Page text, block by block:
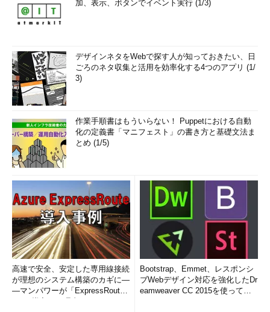
加、表示、ボタンでイベント実行 (1/3)
デザインネタをWebで探す人が知っておきたい、日
ごろのネタ収集と活用を効率化する4つのアプリ (1/
3)
作業手順書はもういらない！ Puppetにおける自動
化の定義書「マニフェスト」の書き方と基礎文法ま
とめ (1/5)
高速で安全、安定した専用線接続
が理想のシステム構築のカギに―
―マンパワーが「ExpressRout
Bootstrap、Emmet、レスポンシ
ブWebデザイン対応を強化したDr
eamweaver CC 2015を使って